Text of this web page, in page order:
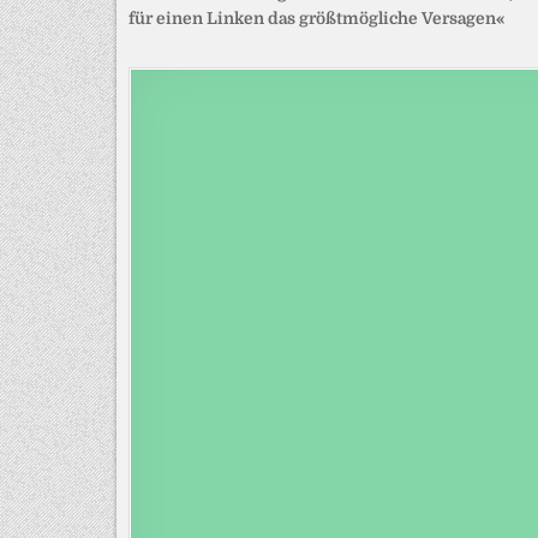
für einen Linken das größtmögliche Versagen«